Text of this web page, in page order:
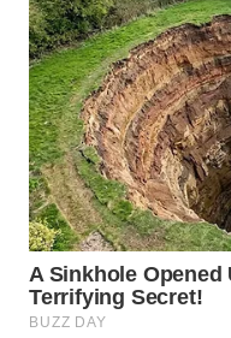
WN
BINTAN
WN
MANDALIKA
WN
LIKUPANG
WN
LABUANBAJO